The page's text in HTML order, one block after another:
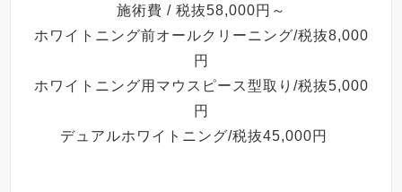
施術費 / 税抜58,000円～
ホワイトニング前オールクリーニング/税抜8,000
円
ホワイトニング用マウスピース型取り/税抜5,000
円
デュアルホワイトニング/税抜45,000円